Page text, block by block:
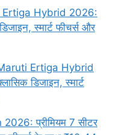
Ertiga Hybrid 2026:
स्मार्ट फीचर्स और
Ertiga Hybrid
डिजाइन, स्मार्ट
प्रीमियम 7 सीटर